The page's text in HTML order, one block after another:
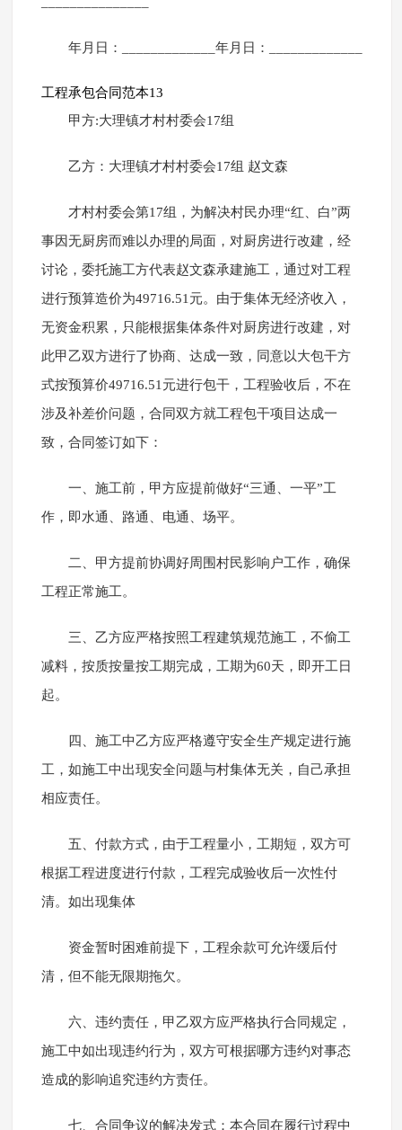
年月日：_____________年月日：_____________
工程承包合同范本13
甲方:大理镇才村村委会17组
乙方：大理镇才村村委会17组 赵文森
才村村委会第17组，为解决村民办理“红、白”两
事因无厨房而难以办理的局面，对厨房进行改建，经
讨论，委托施工方代表赵文森承建施工，通过对工程
进行预算造价为49716.51元。由于集体无经济收入，
无资金积累，只能根据集体条件对厨房进行改建，对
此甲乙双方进行了协商、达成一致，同意以大包干方
式按预算价49716.51元进行包干，工程验收后，不在
涉及补差价问题，合同双方就工程包干项目达成一
致，合同签订如下：
一、施工前，甲方应提前做好“三通、一平”工
作，即水通、路通、电通、场平。
二、甲方提前协调好周围村民影响户工作，确保
工程正常施工。
三、乙方应严格按照工程建筑规范施工，不偷工
减料，按质按量按工期完成，工期为60天，即开工日
起。
四、施工中乙方应严格遵守安全生产规定进行施
工，如施工中出现安全问题与村集体无关，自己承担
相应责任。
五、付款方式，由于工程量小，工期短，双方可
根据工程进度进行付款，工程完成验收后一次性付
清。如出现集体
资金暂时困难前提下，工程余款可允许缓后付
清，但不能无限期拖欠。
六、违约责任，甲乙双方应严格执行合同规定，
施工中如出现违约行为，双方可根据哪方违约对事态
造成的影响追究违约方责任。
七、合同争议的解决发式：本合同在履行过程中